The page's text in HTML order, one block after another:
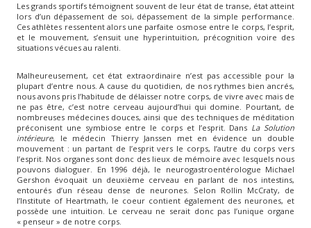
Les grands sportifs témoignent souvent de leur état de transe, état atteint
lors d’un dépassement de soi, dépassement de la simple performance.
Ces athlètes ressentent alors une parfaite osmose entre le corps, l’esprit,
et le mouvement, s’ensuit une hyperintuition, précognition voire des
situations vécues au ralenti.
Malheureusement, cet état extraordinaire n’est pas accessible pour la
plupart d’entre nous. A cause du quotidien, de nos rythmes bien ancrés,
nous avons pris l’habitude de délaisser notre corps, de vivre avec mais de
ne pas être, c’est notre cerveau aujourd’hui qui domine. Pourtant, de
nombreuses médecines douces, ainsi que des techniques de méditation
préconisent une symbiose entre le corps et l’esprit. Dans La Solution
intérieure, le médecin Thierry Janssen met en évidence un double
mouvement : un partant de l’esprit vers le corps, l’autre du corps vers
l’esprit. Nos organes sont donc des lieux de mémoire avec lesquels nous
pouvons dialoguer. En 1996 déjà, le neurogastroentérologue Michael
Gershon évoquait un deuxième cerveau en parlant de nos intestins,
entourés d’un réseau dense de neurones. Selon Rollin McCraty, de
l’Institute of Heartmath, le coeur contient également des neurones, et
possède une intuition. Le cerveau ne serait donc pas l’unique organe
« penseur » de notre corps.